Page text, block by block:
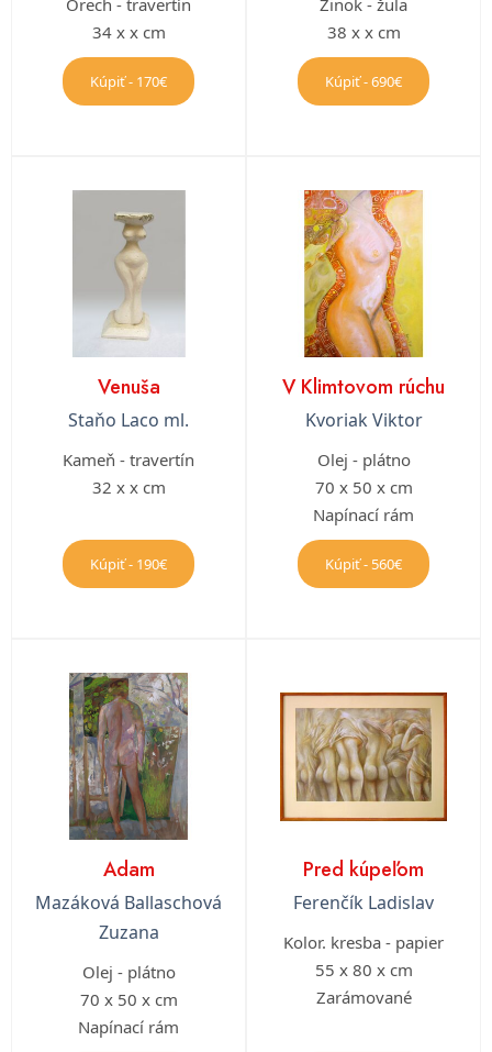
34 x x cm
Kúpiť - 170€
38 x x cm
Kúpiť - 690€
Venuša
Staňo Laco ml.
Kameň - travertín
32 x x cm
Kúpiť - 190€
V Klimtovom rúchu
Kvoriak Viktor
Olej - plátno
70 x 50 x cm
Napínací rám
Kúpiť - 560€
Adam
Mazáková Ballaschová
Zuzana
Olej - plátno
70 x 50 x cm
Napínací rám
Pred kúpeľom
Ferenčík Ladislav
Kolor. kresba - papier
55 x 80 x cm
Zarámované